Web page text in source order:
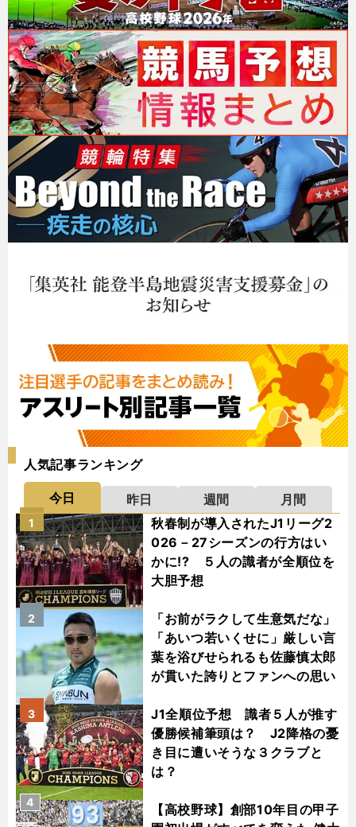
人気記事ランキング
今日 昨日 週間
月間
秋春制が導入されたJ1リーグ2
026－27シーズンの行方はい
かに!? ５人の識者が全順位を
大胆予想
1
「お前がラクして生意気だな」
「あいつ若いくせに」厳しい言
葉を浴びせられるも佐藤慎太郎
が貫いた誇りとファンへの思い
2
J1全順位予想 識者５人が推す
優勝候補筆頭は？ J2降格の憂
き目に遭いそうな３クラブと
は？
3
【高校野球】創部10年目の甲子
4